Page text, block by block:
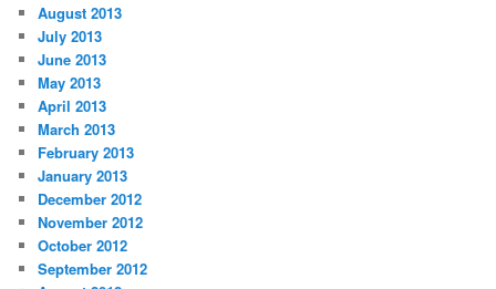
August 2013
July 2013
June 2013
May 2013
April 2013
March 2013
February 2013
January 2013
December 2012
November 2012
October 2012
September 2012